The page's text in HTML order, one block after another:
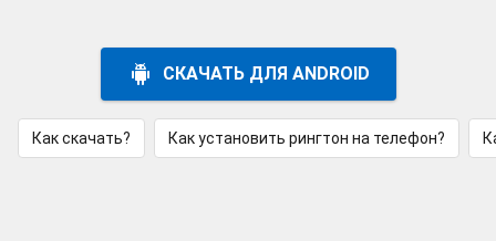
СКАЧАТЬ ДЛЯ ANDROID
Как скачать? Как установить рингтон на телефон?